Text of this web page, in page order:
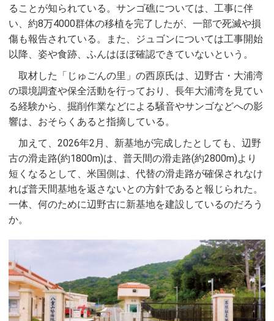
ることが知られている。サンゴ礁については、工事に伴
い、約8万4000群体の移植を完了したが、一部で死滅や損
傷も報告されている。また、ジュゴンについては工事開始
以降、姿や食跡、ふんはほぼ確認できていないという。
取材した「じゅごんの里」の西原氏は、辺野古・大浦湾
の環境調査や保全活動を行っており、長年大浦湾を見てい
る経験から、掘削作業などによる騒音やサンゴなどへの影
響は、おそらくあると指摘している。
加えて、2026年2月、新基地が完成したとしても、辺野
古の滑走路(約1800m)は、普天間の滑走路(約2800m)より
短くなるとして、米国側は、代替の滑走路が確保されなけ
れば普天間基地を返さないとの方針であると報じられた。
一体、何のために辺野古に新基地を建設しているのだろう
か。